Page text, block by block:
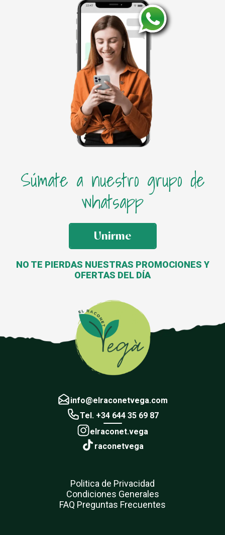
Súmate a nuestro grupo de
whatsapp
Unirme
NO TE PIERDAS NUESTRAS PROMOCIONES Y
OFERTAS DEL DÍA
info@elraconetvega.com
Tel. +34 644 35 69 87
elraconet.vega
raconetvega
Politica de Privacidad
Condiciones Generales
FAQ Preguntas Frecuentes